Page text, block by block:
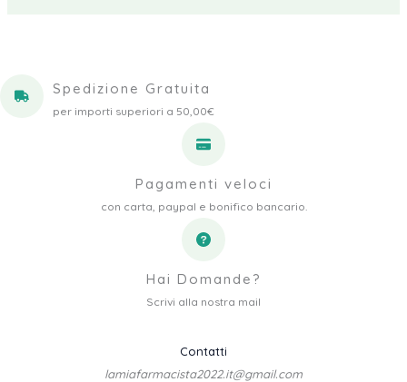
Spedizione Gratuita
per importi superiori a 50,00€
Pagamenti veloci
con carta, paypal e bonifico bancario.
Hai Domande?
Scrivi alla nostra mail
Contatti
lamiafarmacista2022.it@gmail.com